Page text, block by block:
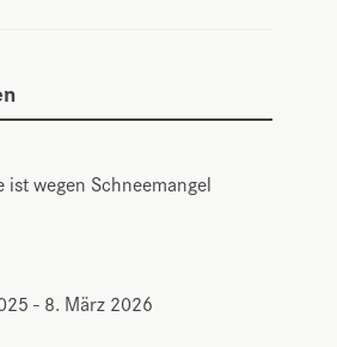
wegen Schneemangel
- 8. März 2026